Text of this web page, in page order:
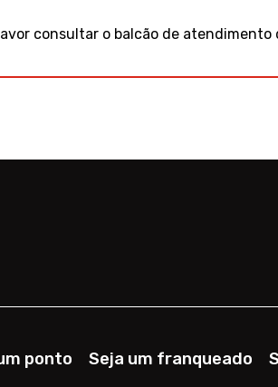
consultar o balcão de atendimento
ponto Seja um franqueado